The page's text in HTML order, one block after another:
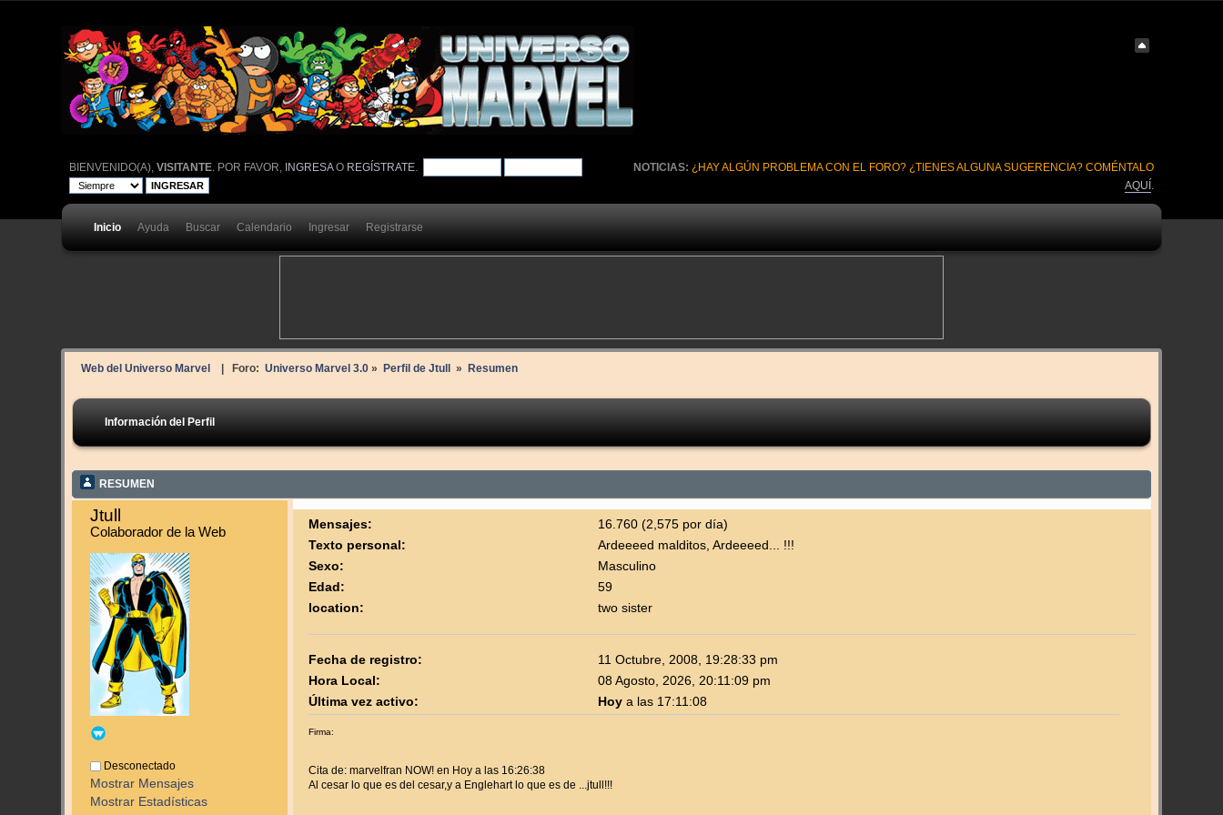
NOTICIAS: ¿HAY ALGÚN PROBLEMA CON EL FORO? ¿TIENES ALGUNA SUGERENCIA? COMÉNTALO
AQUÍ
BIENVENIDO(A), VISITANTE. POR FAVOR, INGRESAO REGÍSTRATE.
Inicio Ayuda Buscar Calendario Ingresar Registrarse
Web del Universo Marvel | Foro: Universo Marvel 3.0» Perfil de Jtull » Resumen
Información del Perfil
RESUMEN
Jtull
Colaborador de la Web
Desconectado
Mostrar Mensajes
Mostrar Estadísticas
Mensajes:
16.760 (2,575 por día)
Texto personal:
Ardeeeed malditos, Ardeeeed... !!!
Sexo:
Masculino
Edad:
59
location:
two sister
Fecha de registro:
11 Octubre, 2008, 19:28:33 pm
Hora Local:
08 Agosto, 2026, 20:11:09 pm
Última vez activo:
Hoy a las 17:11:08
Firma:
Cita de: marvelfran NOW! en Hoy a las 16:26:38
Al cesar lo que es del cesar,y a Englehart lo que es de ...jtull!!!